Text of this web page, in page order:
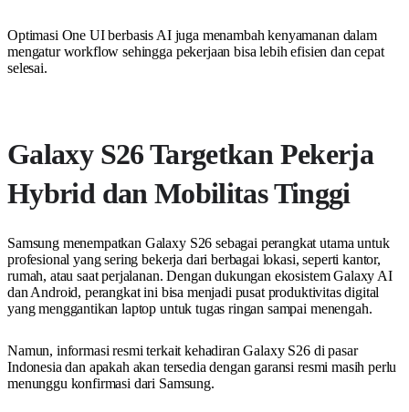
Optimasi One UI berbasis AI juga menambah kenyamanan dalam
mengatur workflow sehingga pekerjaan bisa lebih efisien dan cepat
selesai.
Galaxy S26 Targetkan Pekerja
Hybrid dan Mobilitas Tinggi
Samsung menempatkan Galaxy S26 sebagai perangkat utama untuk
profesional yang sering bekerja dari berbagai lokasi, seperti kantor,
rumah, atau saat perjalanan. Dengan dukungan ekosistem Galaxy AI
dan Android, perangkat ini bisa menjadi pusat produktivitas digital
yang menggantikan laptop untuk tugas ringan sampai menengah.
Namun, informasi resmi terkait kehadiran Galaxy S26 di pasar
Indonesia dan apakah akan tersedia dengan garansi resmi masih perlu
menunggu konfirmasi dari Samsung.